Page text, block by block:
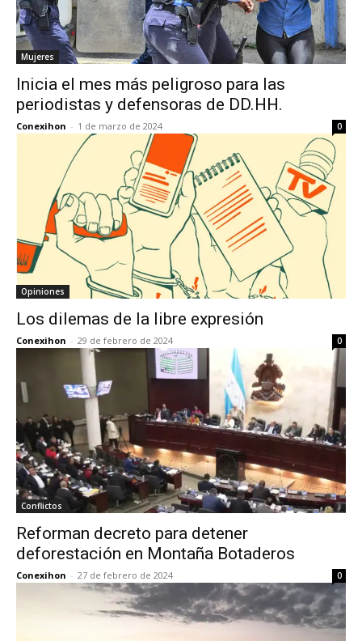
Mujeres
Inicia el mes más peligroso para las
periodistas y defensoras de DD.HH.
Conexihon - 1 de marzo de 2024 0
Opiniones
Los dilemas de la libre expresión
Conexihon - 29 de febrero de 2024 0
Conflictos
Reforman decreto para detener
deforestación en Montaña Botaderos
Conexihon - 27 de febrero de 2024 0